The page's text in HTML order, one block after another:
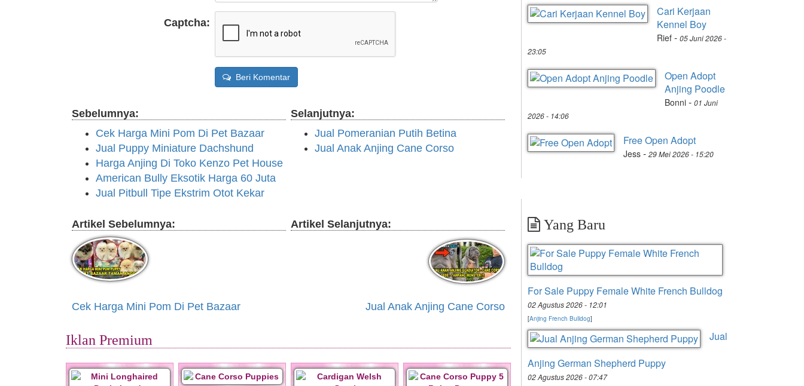
Captcha:
Beri Komentar
Sebelumnya:
Cek Harga Mini Pom Di Pet Bazaar
Jual Puppy Miniature Dachshund
Harga Anjing Di Toko Kenzo Pet House
American Bully Eksotik Harga 60 Juta
Jual Pitbull Tipe Ekstrim Otot Kekar
Selanjutnya:
Jual Pomeranian Putih Betina
Jual Anak Anjing Cane Corso
Artikel Sebelumnya:
Cek Harga Mini Pom Di Pet Bazaar
Artikel Selanjutnya:
Jual Anak Anjing Cane Corso
Iklan Premium
Cari Kerjaan
Kennel Boy
Rief - 05 Juni 2026 -
23:05
Open Adopt
Anjing Poodle
Bonni - 01 Juni
2026 - 14:06
Free Open Adopt
Jess - 29 Mei 2026 - 15:20
Yang Baru
For Sale Puppy Female White French Bulldog
02 Agustus 2026 - 12:01
[Anjing French Bulldog]
Jual
Anjing German Shepherd Puppy
02 Agustus 2026 - 07:47